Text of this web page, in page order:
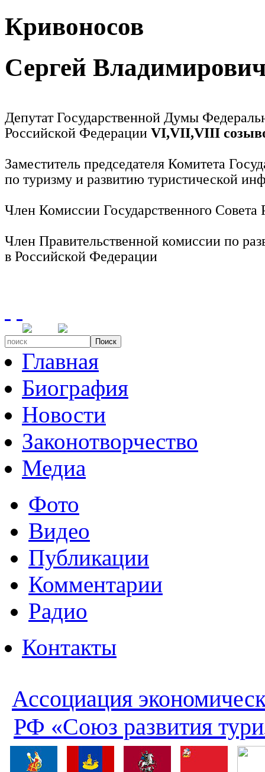
Кривоносов
Сергей
Депутат Государственной Думы
Российской Федерации VI,VII,VIII
Заместитель председателя Комитета
по туризму и развитию туристической
Член Комиссии Государственного
Член Правительственной комиссии по
в Российской Федерации
Поиск
Главная
Биография
Новости
Законотворчество
Медиа
Фото
Видео
Публикации
Комментарии
Радио
Контакты
Ассоциация
РФ «Союз развития